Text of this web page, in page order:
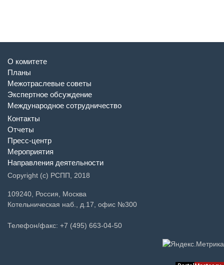
О комитете
Планы
Межотраслевые советы
Экспертное обсуждение
Международное сотрудничество
Контакты
Отчеты
Пресс-центр
Мероприятия
Направления деятельности
Copyright (c) РСПП, 2018
109240, Россия, Москва
Котельническая наб., д.17, офис №300
Телефон/факс: +7 (495) 663-04-50